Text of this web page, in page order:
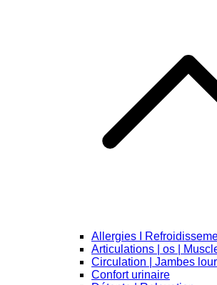
Allergies I
Articulations | os |
Circulation | Jambes
Confort urinaire